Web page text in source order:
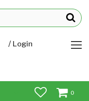
/ Login
0